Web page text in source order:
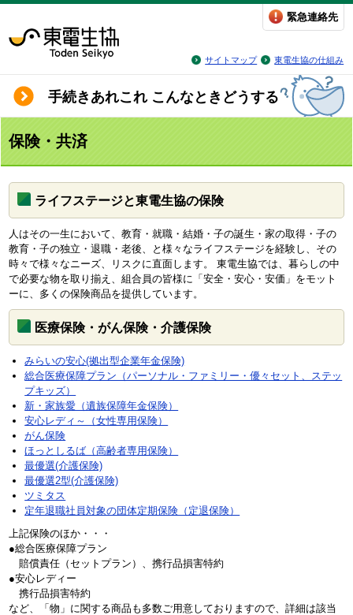
サイトマップ 東電生協の仕組み
緊急連絡先
手続きあれこれ こんなときどうする
保険・共済
ライフステージと東電生協の保険
人はその一生において、教育・就職・結婚・子の誕生・家の取得・子の
教育・子の独立・退職・老後、と様々なライフステージを経験し、その
時々で様々なニーズ、リスクに直面します。 東電生協では、暮らしの中
で必要な物を取り揃え、組合員の皆様に「安全・安心・安価」をモット
ーに、多くの保険商品を提供しています。
医療保険・がん保険・介護保険
みらいの安心(拠出型企業年金保険)
総合医療保障プラン（パーソナル・ファミリー・優々セット、ステッ
プキッズ）
新・家族愛（遺族保障年金保険）
安心レディ～（女性専用保険）
がん保険
ほっとしるば（高齢者専用保険）
最優選(介護保険)
最優選2型(介護保険)
ツミタス
定年退職社員対象の団体定期保険（定退保険）
上記保険のほか・・・
●総合医療保障プラン
賠償責任（セットプラン）、携行品損害特約
●安心レディー
携行品損害特約
など、「物」に関する商品も多数ご用意しておりますので、詳細は該当